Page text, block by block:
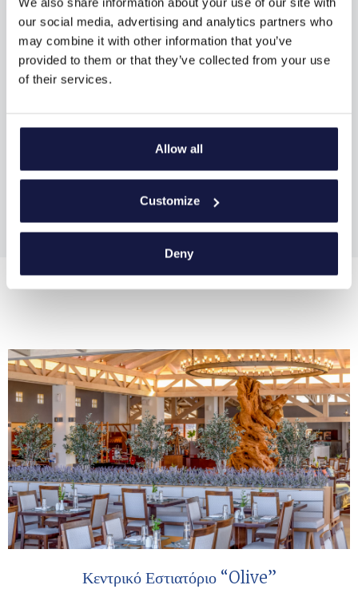
our social media, advertising and analytics partners who
may combine it with other information that you’ve
provided to them or that they’ve collected from your use
of their services.
Allow all
Customize
Deny
Κεντρικό Εστιατόριο “Olive”